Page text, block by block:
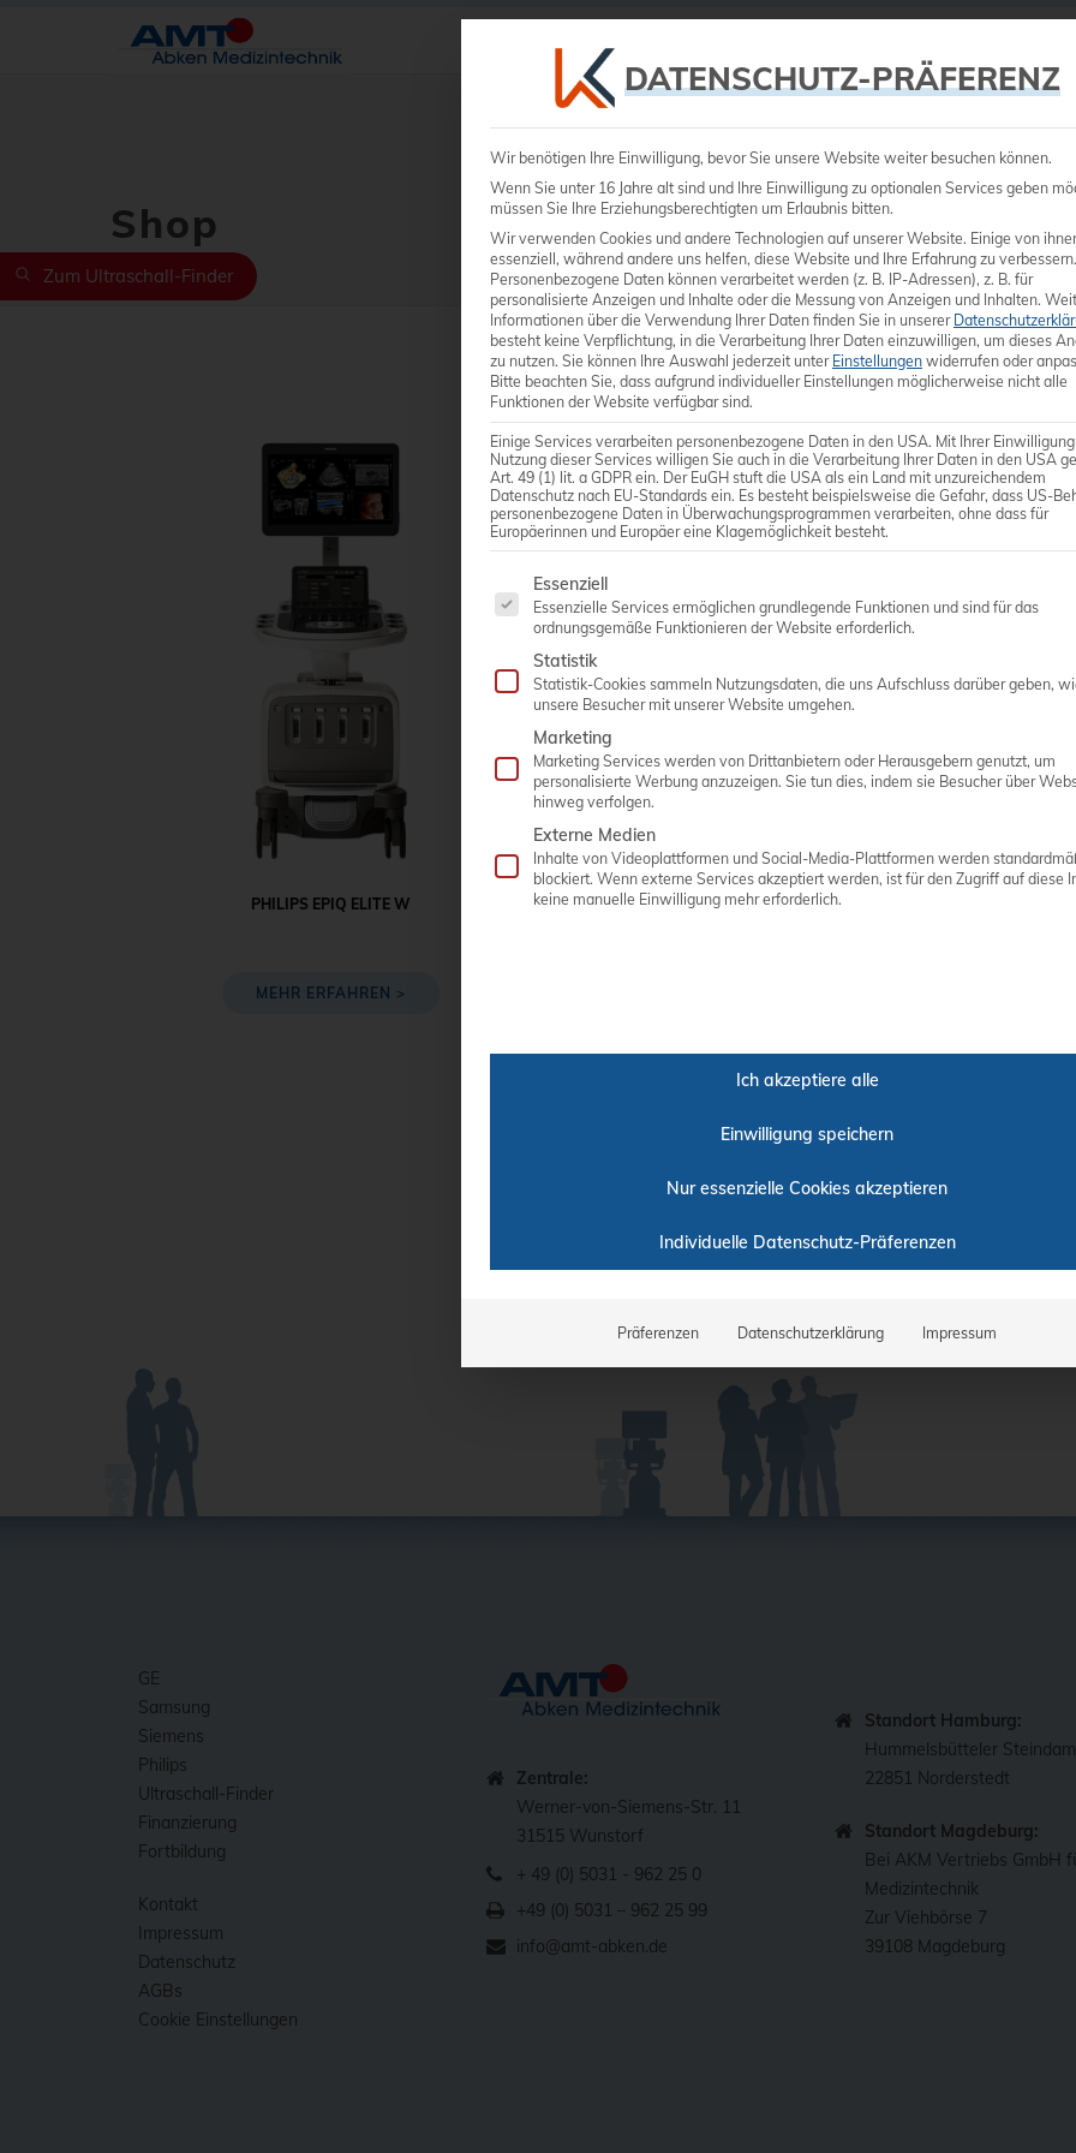
Zum Ultraschall-Finder
Ultraschall
Shop
PHILIPS EPIQ ELITE W
MEHR ERFAHREN >
GE
Samsung
Siemens
Philips
Ultraschall-Finder
Finanzierung
Fortbildung
Kontakt
Impressum
Datenschutz
AGBs
Cookie Einstellungen
Zentrale:
Werner-von-Siemens-Str. 11
31515 Wunstorf
+ 49 (0) 5031 - 962 25 0
+49 (0) 5031 – 962 25 99
info@amt-abken.de
Standort Hamburg:
Hummelsbütteler
22851 Norderstedt
Standort Magdeburg:
Bei AKM Vertriebs GmbH
Medizintechnik
Zur Viehbörse 7
39108 Magdeburg
DATENSCHUTZ-PRÄFERENZ
Wir benötigen Ihre Einwilligung, bevor Sie unsere Website weiter besuchen können.
Wenn Sie unter 16 Jahre alt sind und Ihre Einwilligung zu optionalen Services geben
müssen Sie Ihre Erziehungsberechtigten um Erlaubnis bitten.
Wir verwenden Cookies und andere Technologien auf unserer Website. Einige von
essenziell, während andere uns helfen, diese Website und Ihre Erfahrung zu verbessern.
Personenbezogene Daten können verarbeitet werden (z. B. IP-Adressen), z. B. für
personalisierte Anzeigen und Inhalte oder die Messung von Anzeigen und Inhalten.
Informationen über die Verwendung Ihrer Daten finden Sie in unserer
besteht keine Verpflichtung, in die Verarbeitung Ihrer Daten einzuwilligen, um dieses
zu nutzen. Sie können Ihre Auswahl jederzeit unter Einstellungen widerrufen oder
Bitte beachten Sie, dass aufgrund individueller Einstellungen möglicherweise nicht alle
Funktionen der Website verfügbar sind.
Einige Services verarbeiten personenbezogene Daten in den USA. Mit Ihrer
Nutzung dieser Services willigen Sie auch in die Verarbeitung Ihrer Daten in den USA
Art. 49 (1) lit. a GDPR ein. Der EuGH stuft die USA als ein Land mit unzureichendem
Datenschutz nach EU-Standards ein. Es besteht beispielsweise die Gefahr, dass US-
personenbezogene Daten in Überwachungsprogrammen verarbeiten, ohne dass für
Europäerinnen und Europäer eine Klagemöglichkeit besteht.
Es folgt eine Liste der Service-Gruppen, für die eine Einwilligung
Essenziell
Essenzielle Services ermöglichen grundlegende Funktionen und sind für das
ordnungsgemäße Funktionieren der Website erforderlich.
Statistik
Statistik-Cookies sammeln Nutzungsdaten, die uns Aufschluss darüber geben,
unsere Besucher mit unserer Website umgehen.
Marketing
Marketing Services werden von Drittanbietern oder Herausgebern genutzt, um
personalisierte Werbung anzuzeigen. Sie tun dies, indem sie Besucher über
hinweg verfolgen.
Externe Medien
Inhalte von Videoplattformen und Social-Media-Plattformen werden
blockiert. Wenn externe Services akzeptiert werden, ist für den Zugriff auf diese
keine manuelle Einwilligung mehr erforderlich.
Ich akzeptiere alle
Einwilligung speichern
Nur essenzielle Cookies akzeptieren
Individuelle Datenschutz-Präferenzen
Präferenzen Datenschutzerklärung Impressum